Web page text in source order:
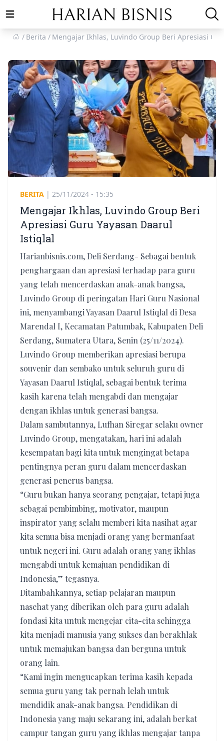
Open main menu
Berita
Mengajar Ikhlas, Luvindo Group Beri Apresiasi
BERITA | 25/11/2024 - 15:35
Mengajar Ikhlas, Luvindo Group Beri
Apresiasi Guru Yayasan Daarul
Istiqlal
Harianbisnis.com, Deli Serdang- Sebagai bentuk
penghargaan dan apresiasi terhadap para guru
yang telah mencerdaskan anak-anak bangsa,
Luvindo Group di peringatan Hari Guru Nasional
ini, menyambangi Yayasan Daarul Istiqlal di Desa
Marendal I, Kecamatan Patumbak, Kabupaten Deli
Serdang, Sumatera Utara, Senin (25/11/2024).
Luvindo Group memberikan apresiasi berupa
souvenir dan sembako untuk seluruh guru di
Yayasan Daarul Istiqlal, sebagai bentuk terima
kasih karena telah mengabdi dan mengajar
dengan ikhlas untuk generasi bangsa.
Dalam sambutannya, Lufhan Siregar selaku owner
Luvindo Group, mengatakan, hari ini adalah
kesempatan bagi kita untuk mengingat betapa
pentingnya peran guru dalam mencerdaskan
generasi penerus bangsa.
“Guru bukan hanya seorang pengajar, tetapi juga
sebagai pembimbing, motivator, maupun
inspirator yang selalu memberi kita nasihat agar
kita semua bisa menjadi orang yang bermanfaat
untuk negeri ini. Guru adalah orang yang ikhlas
mengabdi untuk kemajuan pendidikan di
Indonesia,” tegasnya.
Ditambahkannya, setiap pelajaran maupun
nasehat yang diberikan oleh para guru adalah
fondasi kita untuk mengejar cita-cita sehingga
kita menjadi manusia yang sukses dan berakhlak
untuk memajukan bangsa dan berguna untuk
orang lain.
“Kami ingin mengucapkan terima kasih kepada
semua guru yang tak pernah lelah untuk
mendidik anak-anak bangsa. Pendidikan di
Indonesia yang maju sekarang ini, adalah berkat
campur tangan guru yang ikhlas mengajar tanpa